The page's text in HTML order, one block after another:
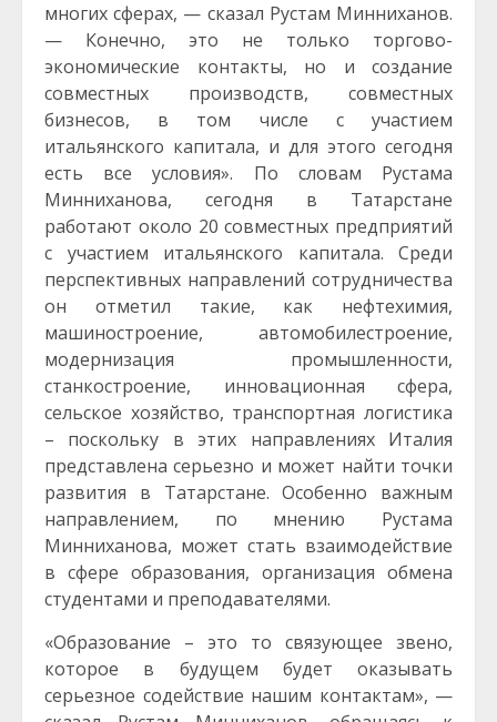
многих сферах, — сказал Рустам Минниханов.
— Конечно, это не только торгово-
экономические контакты, но и создание
совместных производств, совместных
бизнесов, в том числе с участием
итальянского капитала, и для этого сегодня
есть все условия». По словам Рустама
Минниханова, сегодня в Татарстане
работают около 20 совместных предприятий
с участием итальянского капитала. Среди
перспективных направлений сотрудничества
он отметил такие, как нефтехимия,
машиностроение, автомобилестроение,
модернизация промышленности,
станкостроение, инновационная сфера,
сельское хозяйство, транспортная логистика
– поскольку в этих направлениях Италия
представлена серьезно и может найти точки
развития в Татарстане. Особенно важным
направлением, по мнению Рустама
Минниханова, может стать взаимодействие
в сфере образования, организация обмена
студентами и преподавателями.
«Образование – это то связующее звено,
которое в будущем будет оказывать
серьезное содействие нашим контактам», —